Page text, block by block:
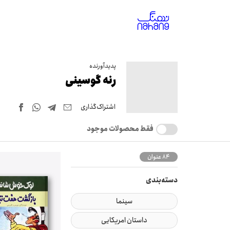
پدیدآورنده
رنه گوسینی
اشتراک‌گذاری
فقط محصولات موجود
84 عنوان
دسته‌بندی
سینما
داستان امریکایی